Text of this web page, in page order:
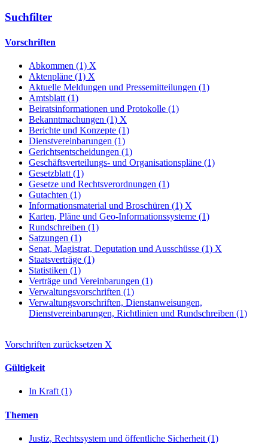
Suchfilter
Vorschriften
Abkommen (1) X
Aktenpläne (1) X
Aktuelle Meldungen und Pressemitteilungen (1)
Amtsblatt (1)
Beiratsinformationen und Protokolle (1)
Bekanntmachungen (1) X
Berichte und Konzepte (1)
Dienstvereinbarungen (1)
Gerichtsentscheidungen (1)
Geschäftsverteilungs- und Organisationspläne (1)
Gesetzblatt (1)
Gesetze und Rechtsverordnungen (1)
Gutachten (1)
Informationsmaterial und Broschüren (1) X
Karten, Pläne und Geo-Informationssysteme (1)
Rundschreiben (1)
Satzungen (1)
Senat, Magistrat, Deputation und Ausschüsse (1) X
Staatsverträge (1)
Statistiken (1)
Verträge und Vereinbarungen (1)
Verwaltungsvorschriften (1)
Verwaltungsvorschriften, Dienstanweisungen,
Dienstvereinbarungen, Richtlinien und Rundschreiben (1)
Vorschriften zurücksetzen X
Gültigkeit
In Kraft (1)
Themen
Justiz, Rechtssystem und öffentliche Sicherheit (1)